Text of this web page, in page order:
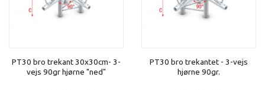
PT30 bro trekant 30x30cm- 3-
vejs 90gr hjørne "ned"
PT30 bro trekantet - 3-vejs
hjørne 90gr.